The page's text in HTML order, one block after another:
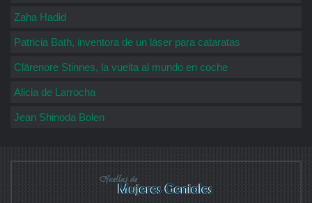
Zaha Hadid
Patricia Bath, inventora de un láser para cataratas
Clärenore Stinnes, la vuelta al mundo en coche
Alicia de Larrocha
Jean Shinoda Bolen